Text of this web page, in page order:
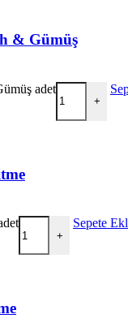
& Gümüş
adet
+
+
Sepete